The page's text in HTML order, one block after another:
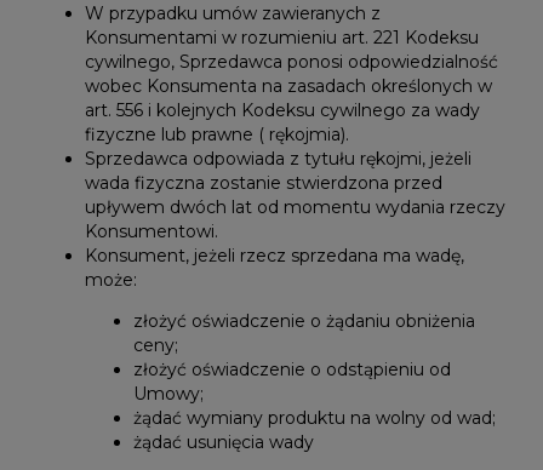
W przypadku umów zawieranych z
Konsumentami w rozumieniu art. 221 Kodeksu
cywilnego, Sprzedawca ponosi odpowiedzialność
wobec Konsumenta na zasadach określonych w
art. 556 i kolejnych Kodeksu cywilnego za wady
fizyczne lub prawne ( rękojmia).
Sprzedawca odpowiada z tytułu rękojmi, jeżeli
wada fizyczna zostanie stwierdzona przed
upływem dwóch lat od momentu wydania rzeczy
Konsumentowi.
Konsument, jeżeli rzecz sprzedana ma wadę,
może:
złożyć oświadczenie o żądaniu obniżenia
ceny;
złożyć oświadczenie o odstąpieniu od
Umowy;
żądać wymiany produktu na wolny od wad;
żądać usunięcia wady